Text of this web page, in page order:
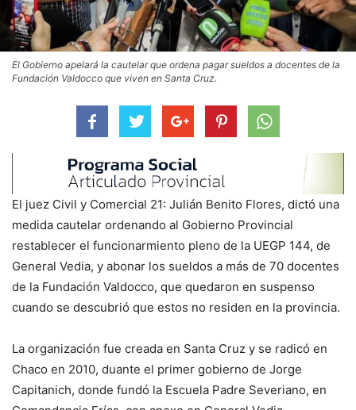
El Gobierno apelará la cautelar que ordena pagar sueldos a docentes de la
Fundación Valdocco que viven en Santa Cruz.
El juez Civil y Comercial 21: Julián Benito Flores, dictó una
medida cautelar ordenando al Gobierno Provincial
restablecer el funcionarmiento pleno de la UEGP 144, de
General Vedia, y abonar los sueldos a más de 70 docentes
de la Fundación Valdocco, que quedaron en suspenso
cuando se descubrió que estos no residen en la provincia.
La organización fue creada en Santa Cruz y se radicó en
Chaco en 2010, duante el primer gobierno de Jorge
Capitanich, donde fundó la Escuela Padre Severiano, en